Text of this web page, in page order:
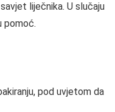
liječnika. U slučaju
pomoć.
pod uvjetom da